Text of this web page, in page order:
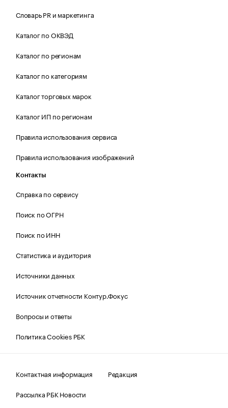
Словарь PR и маркетинга
Каталог по ОКВЭД
Каталог по регионам
Каталог по категориям
Каталог торговых марок
Каталог ИП по регионам
Правила использования сервиса
Правила использования изображений
Контакты
Справка по сервису
Поиск по ОГРН
Поиск по ИНН
Статистика и аудитория
Источники данных
Источник отчетности Контур.Фокус
Вопросы и ответы
Политика Cookies РБК
Контактная информация
Редакция
Рассылка РБК Новости